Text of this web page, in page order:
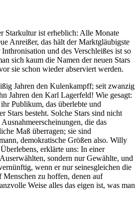
Starkultur ist erheblich: Alle Monate
Anreißer, das hält der Marktgläubigste
und des Verschleißes ist so
sich kaum die Namen der neuen Stars
sie schon wieder abserviert werden.
Jahren den Kulenkampff; seit zwanzig
Jahren den Karl Lagerfeld! Wie gesagt:
Publikum, das überlebte und
Stars besteht. Solche Stars sind nicht
die das
Maß überragen; sie sind
demokratische Größen also. Willy
erklärte uns: In einer
sondern nur Gewählte, und
wenn er nur seinesgleichen die
Menschen zu hoffen, denen auf
Weise alles das eigen ist, was man